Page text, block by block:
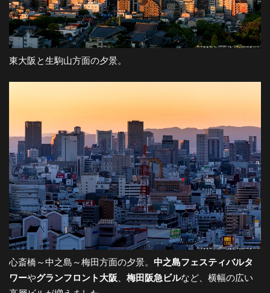
東大阪と生駒山方面の夕景。
心斎橋～中之島～梅田方面の夕景。 中之島フェスティバルタ
ワーやグランフロント大阪 梅田阪急ビルなど、横幅の広い